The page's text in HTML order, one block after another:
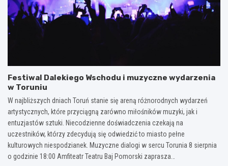
Festiwal Dalekiego Wschodu i muzyczne wydarzenia
w Toruniu
W najbliższych dniach Toruń stanie się areną różnorodnych wydarzeń
artystycznych, które przyciągną zarówno miłośników muzyki, jak i
entuzjastów sztuki. Niecodzienne doświadczenia czekają na
uczestników, którzy zdecydują się odwiedzić to miasto pełne
kulturowych niespodzianek. Muzyczne dialogi w sercu Torunia 8 sierpnia
o godzinie 18:00 Amfiteatr Teatru Baj Pomorski zaprasza…